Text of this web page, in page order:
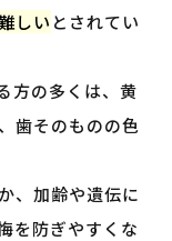
しい とされてい
方の多くは、黄
歯そのものの色
、加齢や遺伝に
を防ぎやすくな